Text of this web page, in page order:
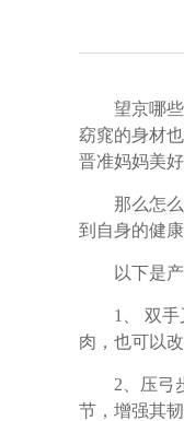
望京哪些医
窈窕的身材
晋准妈妈美好
那么怎么样
到自身的健
以下是产
1、 双手叉
肉，也可以改
2、压弓步
节，增强其韧